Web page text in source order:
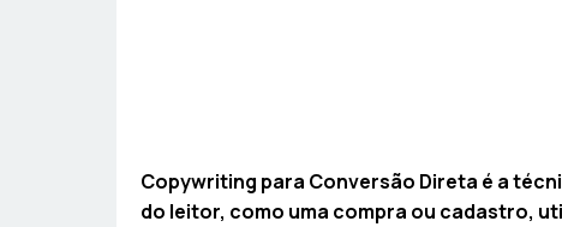
Copywriting para Conversão Direta é a
do leitor, como uma compra ou cadastro,